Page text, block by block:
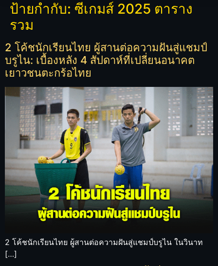
ป้ายกำกับ: ซีเกมส์ 2025 ตาราง
รวม
2 โค้ชนักเรียนไทย ผู้สานต่อความฝันสู่แชมป์
บรูไน: เบื้องหลัง 4 สัปดาห์ที่เปลี่ยนอนาคต
เยาวชนตะกร้อไทย
2 โค้ชนักเรียนไทย ผู้สานต่อความฝันสู่แชมป์บรูไน ในวินาท
[…]